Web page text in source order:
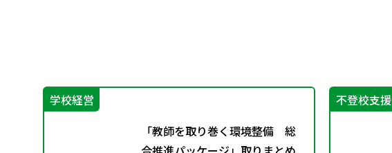
学校経営
「教師を取り巻く環境整備 総
不登校支援